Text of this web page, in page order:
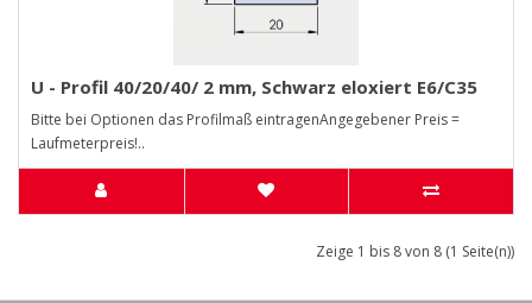
U - Profil 40/20/40/ 2 mm, Schwarz eloxiert E6/C35
Bitte bei Optionen das Profilmaß eintragenAngegebener Preis =
Laufmeterpreis!..
Zeige 1 bis 8 von 8 (1 Seite(n))